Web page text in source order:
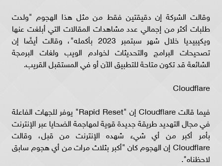
وقالت الشركة إن دقيقتين فقط من مثل هذا الهجوم "ولدت
طلبات أكثر من إجمالي عدد مشاهدات المقالات التي أبلغت عنها
ويكيبيديا خلال شهر سبتمبر 2023 بأكمله"، وقالت أيضًا إن
تصحيحات البرامج والتحديثات لخوادم الويب ولغات البرمجة
الشائعة قد تكون متاحة للتطبيق الآن أو في المستقبل القريب.
Cloudflare
فيما قالت Cloudflare إن "Rapid Reset" يوفر للجهات الفاعلة
في مجال التهديد طريقة جديدة قوية لمهاجمة الضحايا عبر الإنترنت
بأمر أكبر من أي شيء شهده الإنترنت من قبل، وقالت
Cloudflare إن الهجوم كان "أكبر بثلاث مرات من أي هجوم سابق
لاحظناه".